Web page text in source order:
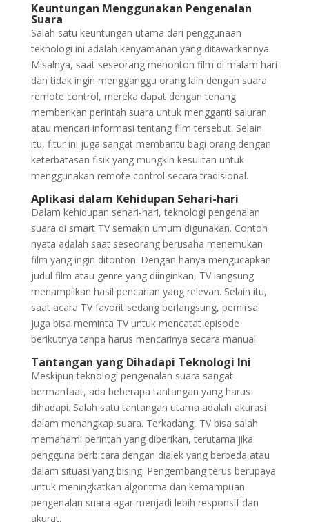
Keuntungan Menggunakan Pengenalan
Suara
Salah satu keuntungan utama dari penggunaan
teknologi ini adalah kenyamanan yang ditawarkannya.
Misalnya, saat seseorang menonton film di malam hari
dan tidak ingin mengganggu orang lain dengan suara
remote control, mereka dapat dengan tenang
memberikan perintah suara untuk mengganti saluran
atau mencari informasi tentang film tersebut. Selain
itu, fitur ini juga sangat membantu bagi orang dengan
keterbatasan fisik yang mungkin kesulitan untuk
menggunakan remote control secara tradisional.
Aplikasi dalam Kehidupan Sehari-hari
Dalam kehidupan sehari-hari, teknologi pengenalan
suara di smart TV semakin umum digunakan. Contoh
nyata adalah saat seseorang berusaha menemukan
film yang ingin ditonton. Dengan hanya mengucapkan
judul film atau genre yang diinginkan, TV langsung
menampilkan hasil pencarian yang relevan. Selain itu,
saat acara TV favorit sedang berlangsung, pemirsa
juga bisa meminta TV untuk mencatat episode
berikutnya tanpa harus mencarinya secara manual.
Tantangan yang Dihadapi Teknologi Ini
Meskipun teknologi pengenalan suara sangat
bermanfaat, ada beberapa tantangan yang harus
dihadapi. Salah satu tantangan utama adalah akurasi
dalam menangkap suara. Terkadang, TV bisa salah
memahami perintah yang diberikan, terutama jika
pengguna berbicara dengan dialek yang berbeda atau
dalam situasi yang bising. Pengembang terus berupaya
untuk meningkatkan algoritma dan kemampuan
pengenalan suara agar menjadi lebih responsif dan
akurat.